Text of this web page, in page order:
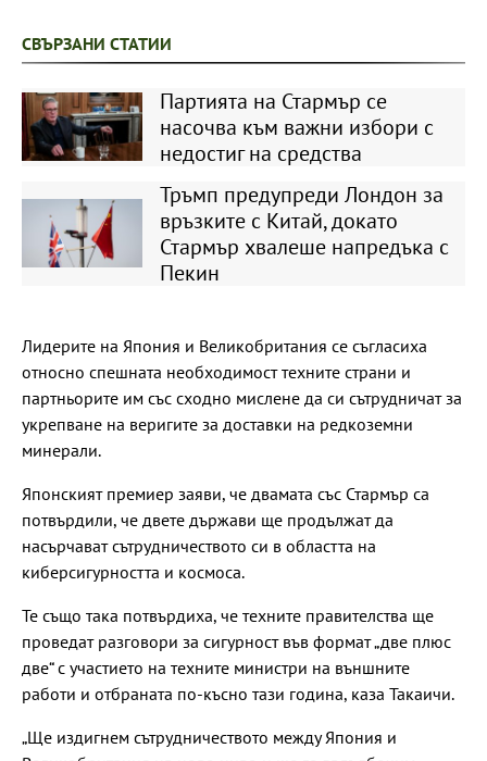
СВЪРЗАНИ СТАТИИ
Партията на Стармър се
насочва към важни избори с
недостиг на средства
Тръмп предупреди Лондон за
връзките с Китай, докато
Стармър хвалеше напредъка с
Пекин
Лидерите на Япония и Великобритания се съгласиха
относно спешната необходимост техните страни и
партньорите им със сходно мислене да си сътрудничат за
укрепване на веригите за доставки на редкоземни
минерали.
Японският премиер заяви, че двамата със Стармър са
потвърдили, че двете държави ще продължат да
насърчават сътрудничеството си в областта на
киберсигурността и космоса.
Те също така потвърдиха, че техните правителства ще
проведат разговори за сигурност във формат „две плюс
две“ с участието на техните министри на външните
работи и отбраната по-късно тази година, каза Такаичи.
„Ще издигнем сътрудничеството между Япония и